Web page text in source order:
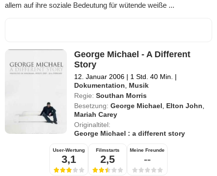
allem auf ihre soziale Bedeutung für wütende weiße ...
George Michael - A Different
Story
12. Januar 2006 | 1 Std. 40 Min. |
Dokumentation, Musik
Regie: Southan Morris
Besetzung: George Michael, Elton John,
Mariah Carey
Originaltitel:
George Michael : a different story
User-Wertung
3,1
Filmstarts
2,5
Meine Freunde
--